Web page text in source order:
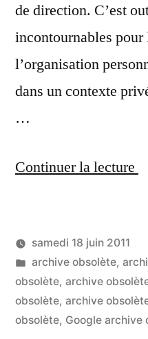
de direction. C’est
incontournables
l’organisation
dans un contexte
…
Continuer la lecture
Publié
par
LucL
samedi 18 juin 2011
Publié
dans
archive obsolète,
obsolète, archive
obsolète, archive
obsolète, Google archive